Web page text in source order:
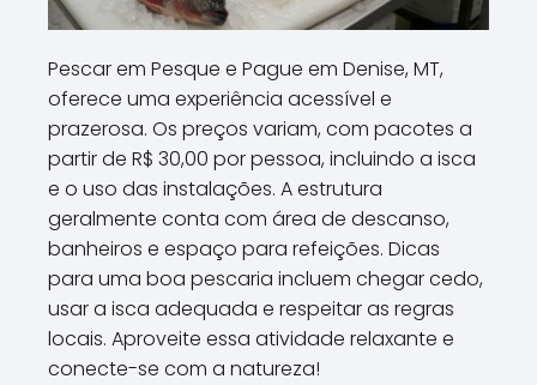
Pescar em Pesque e Pague em Denise, MT,
oferece uma experiência acessível e
prazerosa. Os preços variam, com pacotes a
partir de R$ 30,00 por pessoa, incluindo a isca
e o uso das instalações. A estrutura
geralmente conta com área de descanso,
banheiros e espaço para refeições. Dicas
para uma boa pescaria incluem chegar cedo,
usar a isca adequada e respeitar as regras
locais. Aproveite essa atividade relaxante e
conecte-se com a natureza!